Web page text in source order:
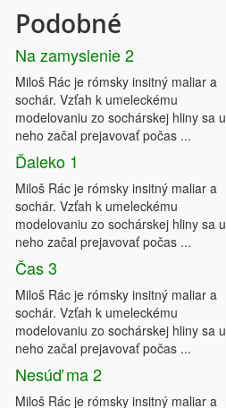
Podobné
Na zamyslenie 2
Miloš Rác je rómsky insitný maliar a
sochár. Vzťah k umeleckému
modelovaniu zo sochárskej hliny sa u
neho začal prejavovať počas ...
Ďaleko 1
Miloš Rác je rómsky insitný maliar a
sochár. Vzťah k umeleckému
modelovaniu zo sochárskej hliny sa u
neho začal prejavovať počas ...
Čas 3
Miloš Rác je rómsky insitný maliar a
sochár. Vzťah k umeleckému
modelovaniu zo sochárskej hliny sa u
neho začal prejavovať počas ...
Nesúď ma 2
Miloš Rác je rómsky insitný maliar a